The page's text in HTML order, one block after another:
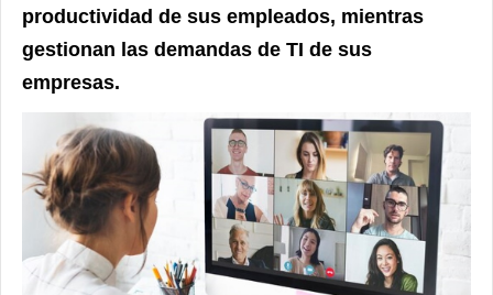
productividad de sus empleados, mientras
gestionan las demandas de TI de sus
empresas.